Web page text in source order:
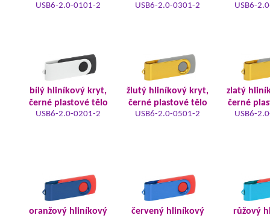
USB6-2.0-0101-2 USB6-2.0-0301-2 USB6-
bílý hliníkový kryt,
černé plastové tělo
USB6-2.0-0201-2
žlutý hliníkový kryt,
černé plastové tělo
USB6-2.0-0501-2
zlatý
černé
USB6-
oranžový hliníkový
červený hliníkový
růžový